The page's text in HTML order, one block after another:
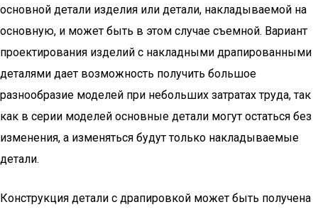
основной детали изделия или детали, накладываемой на
основную, и может быть в этом случае съемной. Вариант
проектирования изделий с накладными драпированными
деталями дает возможность получить большое
разнообразие моделей при небольших затратах труда, так
как в серии моделей основные детали могут остаться без
изменения, а изменяться будут только накладываемые
детали.
Конструкция детали с драпировкой может быть получена